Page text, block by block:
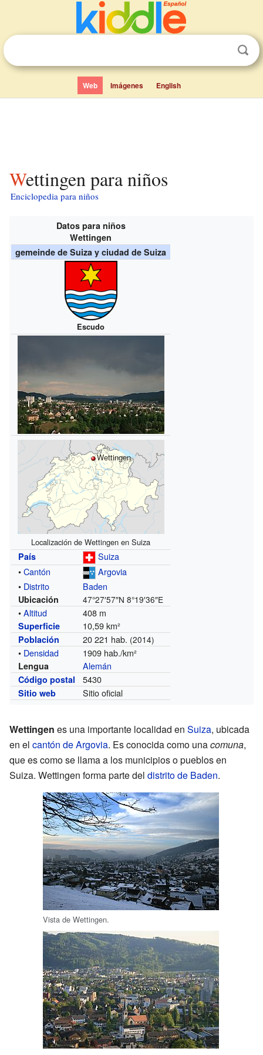
Web Imágenes English
Wettingen para niños
Enciclopedia para niños
Datos para niños
Wettingen
gemeinde de Suiza y ciudad de Suiza
Escudo
Wettingen
Localización de Wettingen en Suiza
País
Suiza
•Cantón
Argovia
• Distrito Baden
Ubicación 47°27′57″N 8°19′36″E
•Altitud 408 m
Superficie 10,59 km²
Población 20 221 hab. (2014)
• Densidad 1909 hab./km²
Lengua Alemán
Código postal 5430
Sitio web Sitio oficial
Wettingen es una importante localidad en Suiza, ubicada
en el cantón de Argovia. Es conocida como unacomuna,
que es como se llama a los municipios o pueblos en
Suiza. Wettingen forma parte del distrito de Baden.
Vista de Wettingen.